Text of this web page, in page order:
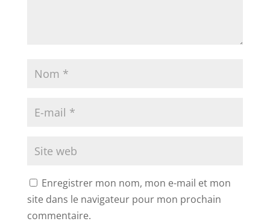
Enregistrer mon nom, mon e-mail et mon
site dans le navigateur pour mon prochain
commentaire.